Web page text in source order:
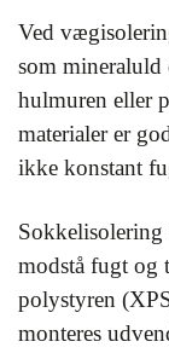
Ved
som mineraluld
hulmuren eller
materialer er
ikke konstant
Sokkelisolering
modstå fugt og
polystyren
monteres